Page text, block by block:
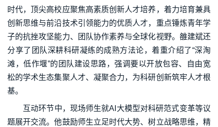
时代，顶尖高校应聚焦高素质创新人才培养，着力培育兼具
创新思维与前沿技术引领能力的优质人才，重点锤炼青年学
子的抗挫攻坚能力、团队协作素养与全球化视野。雒建斌还
分享了团队深耕科研凝练的成熟方法论，着重介绍了“深淘
滩，低作堰”的团队建设思路，强调要以开放包容、自由宽
松的学术生态集聚人才、凝聚合力，为科研创新筑牢人才根
基。
互动环节中，现场师生就AI大模型对科研范式变革等议
题展开交流。他鼓励师生立足时代大势、树立战略思维，精